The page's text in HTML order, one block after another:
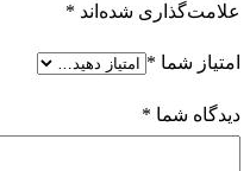
علامت‌گذاری شده‌اند *
امتیاز شما *
دیدگاه شما *